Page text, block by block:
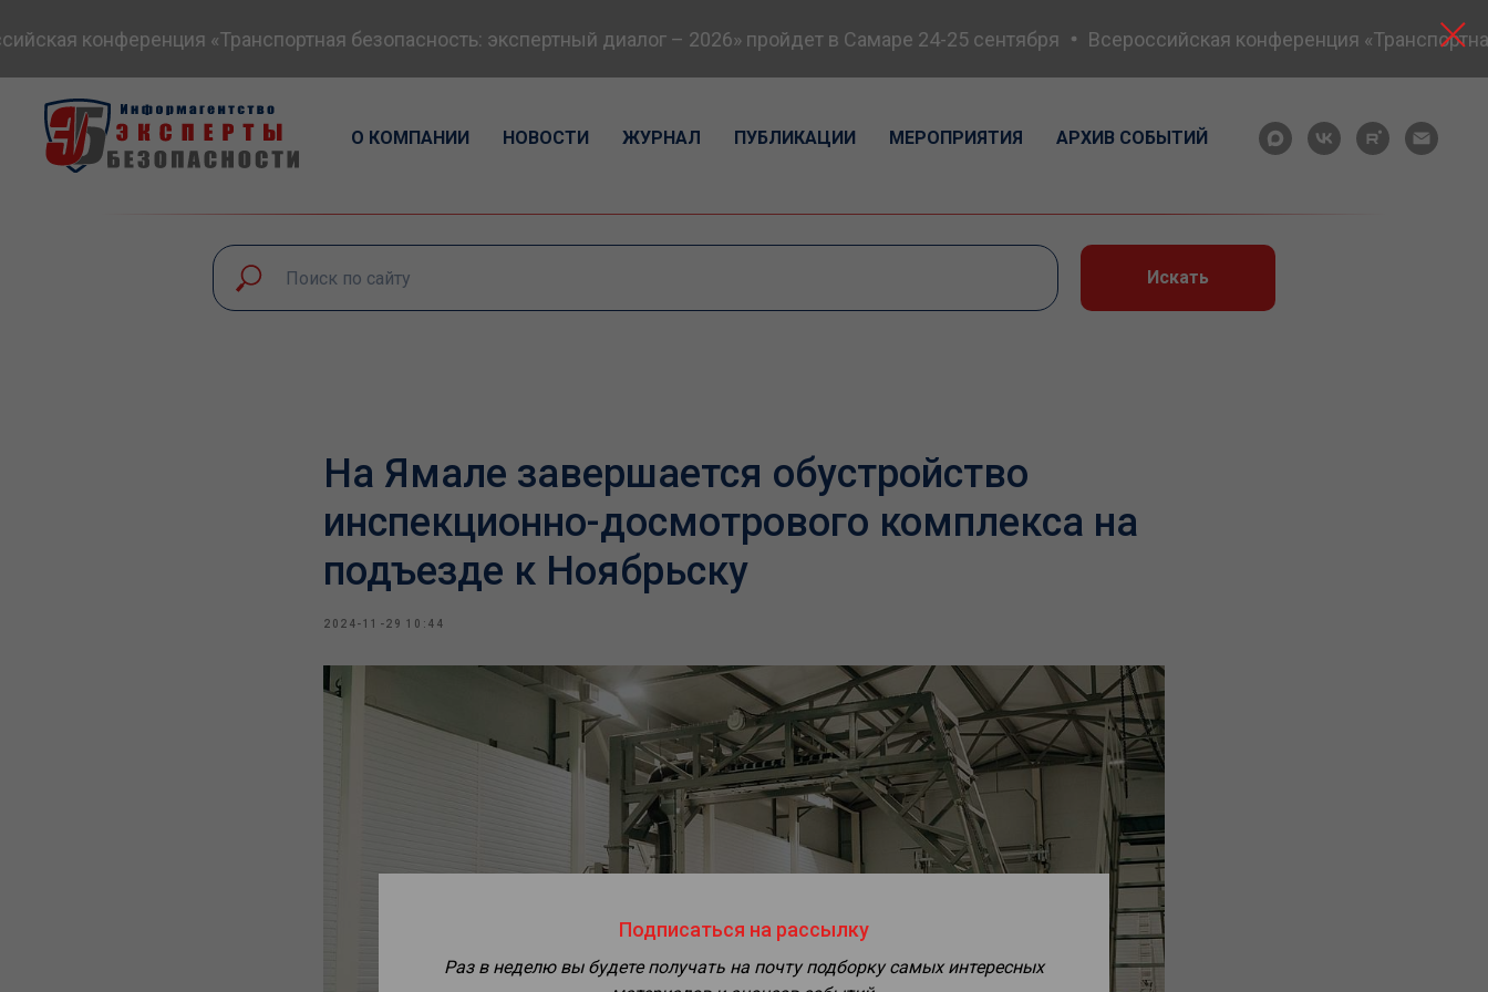
конференция «Транспортная безопасность: экспертный диалог – 2026» пройдет в Самаре 24-25 сентября Всероссийская конференция
О КОМПАНИИ НОВОСТИ ЖУРНАЛ ПУБЛИКАЦИИ МЕРОПРИЯТИЯ АРХИВ СОБЫТИЙ
Искать
На Ямале завершается обустройство
инспекционно-досмотрового комплекса на
подъезде к Ноябрьску
2024-11-29 10:44
Подписаться на рассылку
Раз в неделю вы будете получать на почту подборку самых интересных